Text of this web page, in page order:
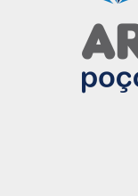
Obtenha